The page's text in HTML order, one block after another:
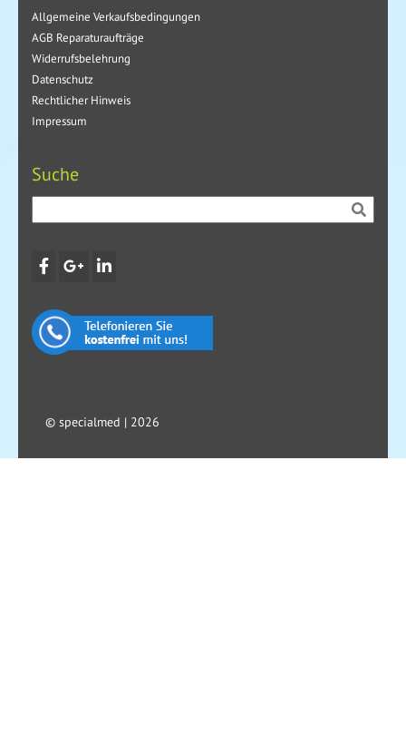
Allgemeine Verkaufsbedingungen
AGB Reparaturaufträge
Widerrufsbelehrung
Datenschutz
Rechtlicher Hinweis
Impressum
Suche
© specialmed | 2026